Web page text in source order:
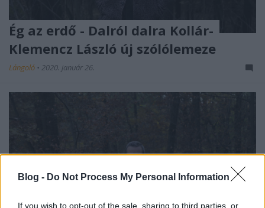
Blog - Do Not Process My Personal Information
If you wish to opt-out of the sale, sharing to third parties, or
Ég az erdő - Dalról dalra Kollár-
Klemencz László új szólólemeze
Lángoló • 2020. január 26.